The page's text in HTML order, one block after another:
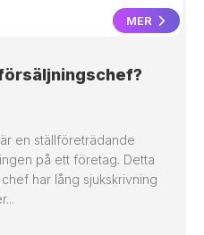
MER
en ställföreträdande
på ett företag. Detta
har lång sjukskrivning